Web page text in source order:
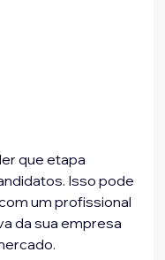
que etapa
Isso pode
um profissional
da sua empresa